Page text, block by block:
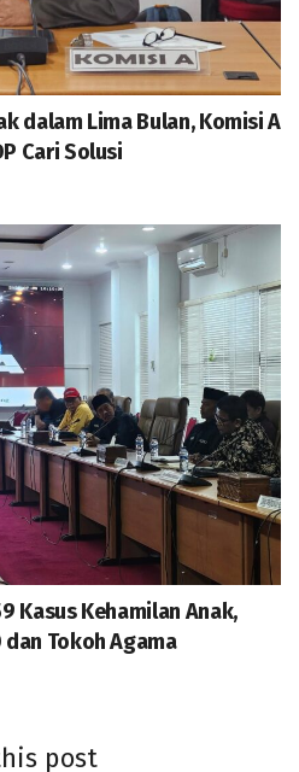
dalam Lima Bulan, Komisi A
Cari Solusi
Kasus Kehamilan Anak,
Tokoh Agama
post